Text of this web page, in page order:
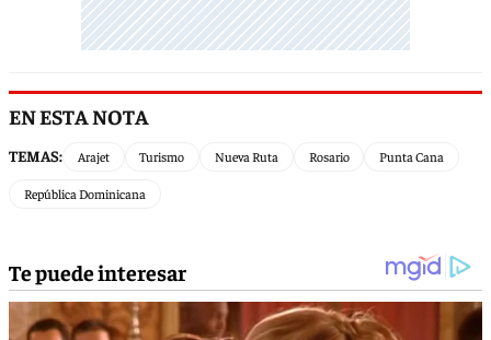
EN ESTA NOTA
TEMAS: Arajet Turismo Nueva Ruta Rosario Punta Cana
República Dominicana